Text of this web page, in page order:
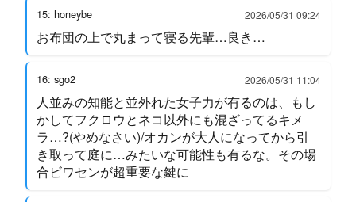
15: honeybe 2026/05/31 09:24
お布団の上で丸まって寝る先輩…良き…
16: sgo2 2026/05/31 11:04
人並みの知能と並外れた女子力が有るのは、もし
かしてフクロウとネコ以外にも混ざってるキメ
ラ…?(やめなさい)/オカンが大人になってから引
き取って庭に…みたいな可能性も有るな。その場
合ビワセンが超重要な鍵に